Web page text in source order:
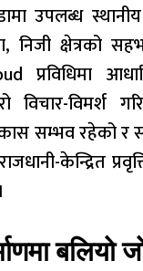
उपलब्ध स्थानीय
क्षेत्रको
प्रविधिमा
विचार-विमर्श
सम्भव रहेको र
केन्द्रित
बलियो